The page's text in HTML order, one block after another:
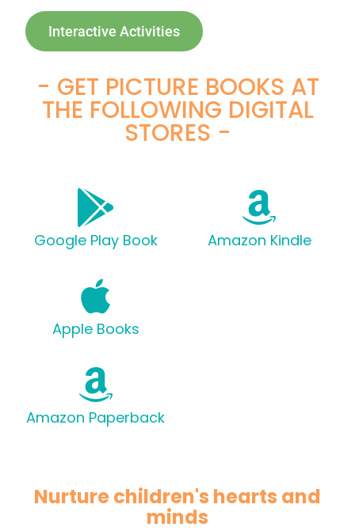
Interactive Activities
- GET PICTURE BOOKS AT
THE FOLLOWING DIGITAL
STORES -
Google Play Book
Apple Books
Amazon Kindle
Amazon Paperback
Nurture children's hearts and
minds